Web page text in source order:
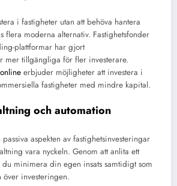
i fastigheter utan att behöva hantera
flera moderna alternativ. Fastighetsfonder
plattformar har gjort
mer tillgängliga för fler investerare.
erbjuder möjligheter att investera i
fastigheter med mindre kapital.
och automation
aspekten av fastighetsinvesteringar
vara nyckeln. Genom att anlita ett
minimera din egen insats samtidigt som
investeringen.